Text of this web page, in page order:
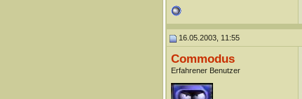
16.05.2003, 11:55
Commodus
Erfahrener Benutzer